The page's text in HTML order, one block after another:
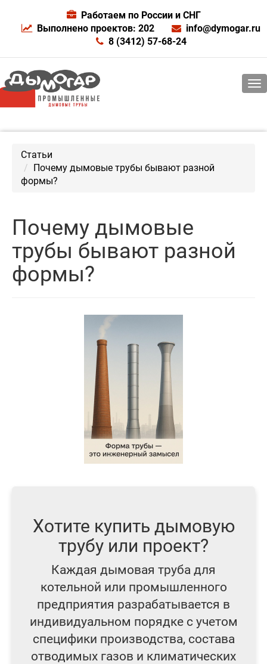
Работаем по России и СНГ
Выполнено проектов: 202
info@dymogar.ru
8 (3412) 57-68-24
Статьи
Почему дымовые трубы бывают разной
формы?
Почему дымовые
трубы бывают разной
формы?
Хотите купить дымовую
трубу или проект?
Каждая дымовая труба для
котельной или промышленного
предприятия разрабатывается в
индивидуальном порядке с учетом
специфики производства, состава
отводимых газов и климатических